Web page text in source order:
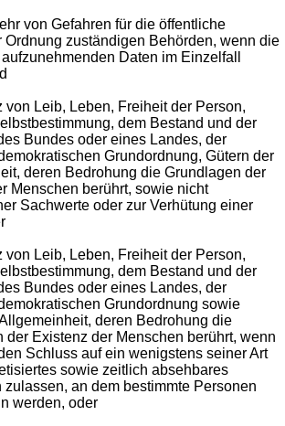
von Gefahren für die öffentliche
Ordnung zuständigen Behörden, wenn die
Daten im Einzelfall
von Leib, Leben, Freiheit der Person,
dem Bestand und der
Bundes oder eines Landes, der
Grundordnung, Gütern der
deren Bedrohung die Grundlagen der
Menschen berührt, sowie nicht
Sachwerte oder zur Verhütung einer
von Leib, Leben, Freiheit der Person,
dem Bestand und der
Bundes oder eines Landes, der
Grundordnung sowie
deren Bedrohung die
der Existenz der Menschen berührt, wenn
Schluss auf ein wenigstens seiner Art
sowie zeitlich absehbares
zulassen, an dem bestimmte Personen
werden, oder